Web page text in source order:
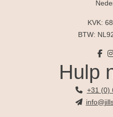
KVK:
BTW:
Hulp
+31 (0)